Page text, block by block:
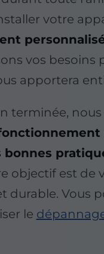
votre
vos besoins
apportera
terminée,
objectif est de
durable. Vous
le